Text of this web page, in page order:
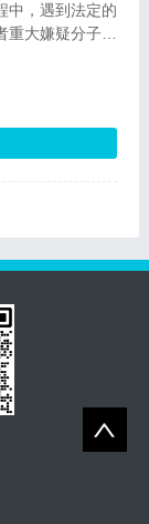
中，遇到法定的
大嫌疑分子所